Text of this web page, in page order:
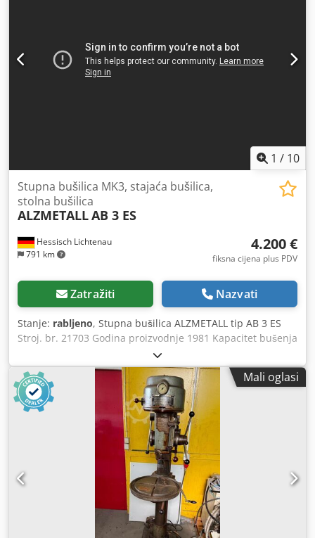
1 / 10
Hessisch Lichtenau
791 km
Stupna bušilica MK3, stajaća bušilica,
stolna bušilica
ALZMETALLAB 3 ES
4.200 €
fiksna cijena plus PDV
Zatražiti Nazvati
Stanje: rabljeno, Stupna bušilica ALZMETALL tip AB 3 ES
Stroj. br. 21703 Godina proizvodnje 1981 Kapacitet bušenja
32 mm Stezanje vretena MK 3 - duga pinola Radijus 290
mm Hod pinole 160 mm Veličina stola 510 x 300 mm Cjdpfx
Akovu Dv Hjasrf Promjer stupa 115 mm Brzina vretena 55 -
1450 o/min, beskonačno podesiva Snaga motora 0,9 i 1,3
kW, promjenjiva polova - Brzina vretena preko 2 stupnja
prijenosa, 2 brzine motora i beskonačno preko variatora -
Predstupanj za velik okretni moment pri niskim brzinama -
Brojač okretaja vretena - Podešavanje visine stola ručnom
kurblom - Radno svjetlo - Hitni stop preko nožnog
prekidača i udaračkog prekidača - Brzostezna bušilica 1 do
13 mm Potrebna površina D x Š x V 1200 x 650 x 1900 mm
Težina 400 kg Vrlo dobro stanje Stroj testiran s bušilicom Ø
30mm u čeliku - radi vrlo dobro
Mali oglasi